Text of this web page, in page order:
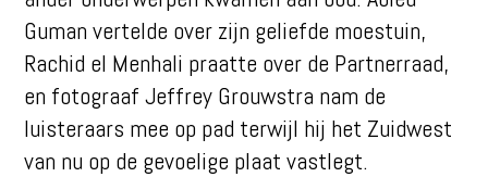
Guman vertelde over zijn geliefde moestuin,
Rachid el Menhali praatte over de Partnerraad,
en fotograaf Jeffrey Grouwstra nam de
luisteraars mee op pad terwijl hij het Zuidwest
van nu op de gevoelige plaat vastlegt.